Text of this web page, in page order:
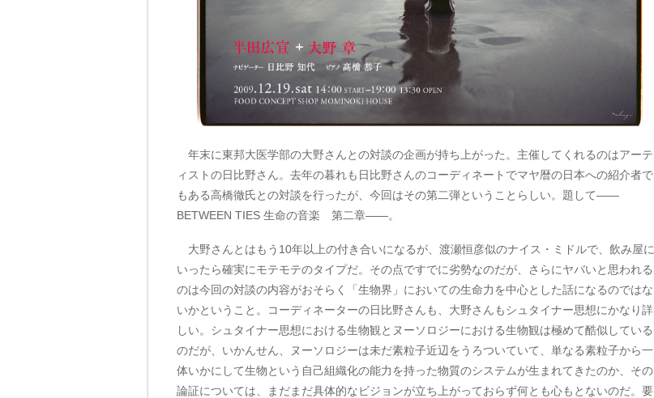
年末に東邦大医学部の大野さんとの対談の企画が持ち上がった。主催してくれるのはアーテ
ィストの日比野さん。去年の暮れも日比野さんのコーディネートでマヤ暦の日本への紹介者で
もある高橋徹氏との対談を行ったが、今回はその第二弾ということらしい。題して——
BETWEEN TIES 生命の音楽 第二章——。
大野さんとはもう10年以上の付き合いになるが、渡瀬恒彦似のナイス・ミドルで、飲み屋に
いったら確実にモテモテのタイプだ。その点ですでに劣勢なのだが、さらにヤバいと思われる
のは今回の対談の内容がおそらく「生物界」においての生命力を中心とした話になるのではな
いかということ。コーディネーターの日比野さんも、大野さんもシュタイナー思想にかなり詳
しい。シュタイナー思想における生物観とヌーソロジーにおける生物観は極めて酷似している
のだが、いかんせん、ヌーソロジーは未だ素粒子近辺をうろついていて、単なる素粒子から一
体いかにして生物という自己組織化の能力を持った物質のシステムが生まれてきたのか、その
論証については、まだまだ具体的なビジョンが立ち上がっておらず何とも心もとないのだ。要